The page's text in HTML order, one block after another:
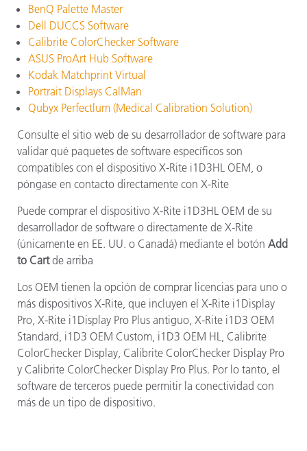
BenQ Palette Master
Dell DUCCS Software
Calibrite ColorChecker Software
ASUS ProArt Hub Software
Kodak Matchprint Virtual
Portrait Displays CalMan
Qubyx Perfectlum (Medical Calibration Solution)
Consulte el sitio web de su desarrollador de software para
validar qué paquetes de software específicos son
compatibles con el dispositivo X-Rite i1D3HL OEM, o
póngase en contacto directamente con X-Rite
Puede comprar el dispositivo X-Rite i1D3HL OEM de su
desarrollador de software o directamente de X-Rite
(únicamente en EE. UU. o Canadá) mediante el botón Add
to Cartde arriba
Los OEM tienen la opción de comprar licencias para uno o
más dispositivos X-Rite, que incluyen el X-Rite i1Display
Pro, X-Rite i1Display Pro Plus antiguo, X-Rite i1D3 OEM
Standard, i1D3 OEM Custom, i1D3 OEM HL, Calibrite
ColorChecker Display, Calibrite ColorChecker Display Pro
y Calibrite ColorChecker Display Pro Plus. Por lo tanto, el
software de terceros puede permitir la conectividad con
más de un tipo de dispositivo.